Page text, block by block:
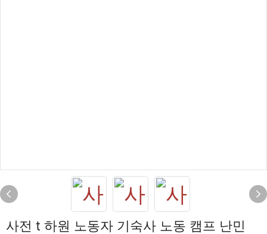
사전 t 하원 노동자 기숙사 노동 캠프 난민